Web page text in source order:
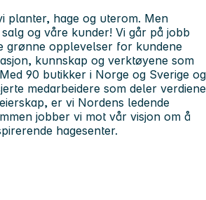
planter, hage og uterom. Men
og våre kunder! Vi går på jobb
grønne opplevelser for kundene
kunnskap og verktøyene som
90 butikker i Norge og Sverige og
medarbeidere som deler verdiene
er vi Nordens ledende
jobber vi mot vår visjon om å
hagesenter.